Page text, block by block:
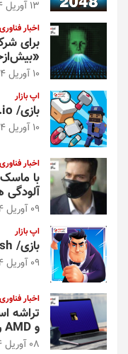
13 آوریل 2024
اخبار فناوری
برای
10 آوریل 2024
اپ بازار
بازی/ Hide.io؛ از چشم بقیه پنهان شوید
10 آوریل 2024
اخبار فناوری
با
آلودگی
09 آوریل 2024
اپ بازار
بازی/ Agent Dash؛ سکه‌ها را جمع کنید
09 آوریل 2024
اخبار فناوری
و AMD را شکست داد
08 آوریل 2024